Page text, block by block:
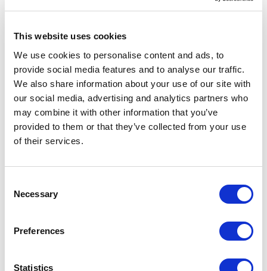
This website uses cookies
We use cookies to personalise content and ads, to
provide social media features and to analyse our traffic.
We also share information about your use of our site with
our social media, advertising and analytics partners who
may combine it with other information that you’ve
provided to them or that they’ve collected from your use
of their services.
Selection
Necessary
Preferences
Statistics